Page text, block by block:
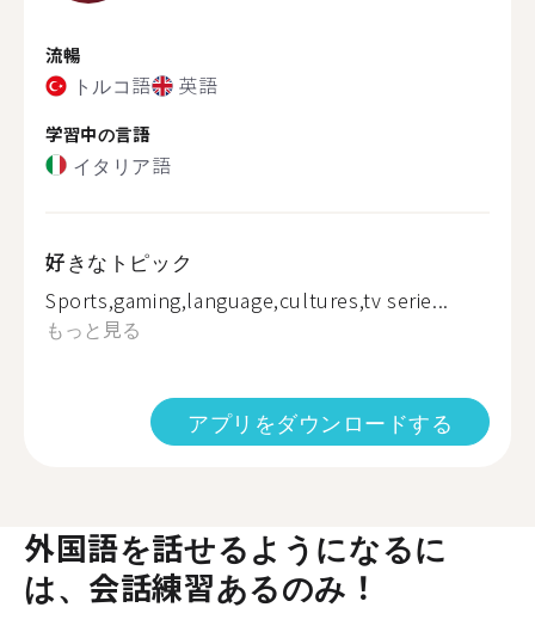
流暢
トルコ語 英語
学習中の言語
イタリア語
好きなトピック
Sports,gaming,language,cultures,tv serie...
もっと見る
アプリをダウンロードする
外国語を話せるようになるに
は、会話練習あるのみ！